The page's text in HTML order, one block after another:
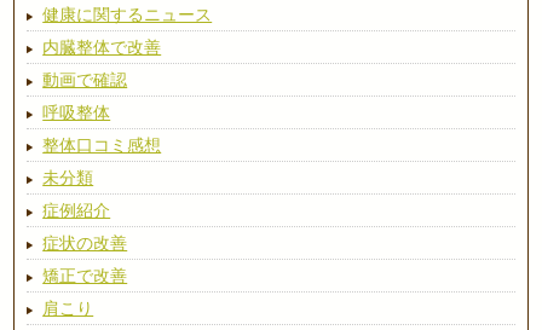
健康に関するニュース
内臓整体で改善
動画で確認
呼吸整体
整体口コミ感想
未分類
症例紹介
症状の改善
矯正で改善
肩こり